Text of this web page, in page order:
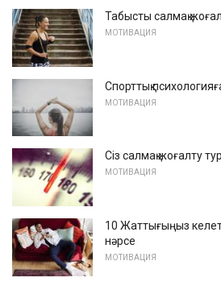
Табысты салмақ
МОТИВАЦИЯ
Спорттық
МОТИВАЦИЯ
Сіз салмақ жоғалту
МОТИВАЦИЯ
10 Жаттығыңыз
нәрсе
МОТИВАЦИЯ